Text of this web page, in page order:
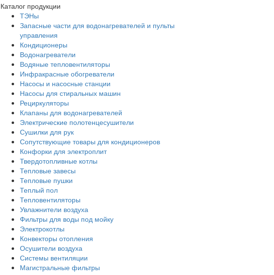
Каталог продукции
ТЭНы
Запасные части для водонагревателей и пульты
управления
Кондиционеры
Водонагреватели
Водяные тепловентиляторы
Инфракрасные обогреватели
Насосы и насосные станции
Насосы для стиральных машин
Рециркуляторы
Клапаны для водонагревателей
Электрические полотенцесушители
Сушилки для рук
Сопутствующие товары для кондиционеров
Конфорки для электроплит
Твердотопливные котлы
Тепловые завесы
Тепловые пушки
Теплый пол
Тепловентиляторы
Увлажнители воздуха
Фильтры для воды под мойку
Электрокотлы
Конвекторы отопления
Осушители воздуха
Системы вентиляции
Магистральные фильтры